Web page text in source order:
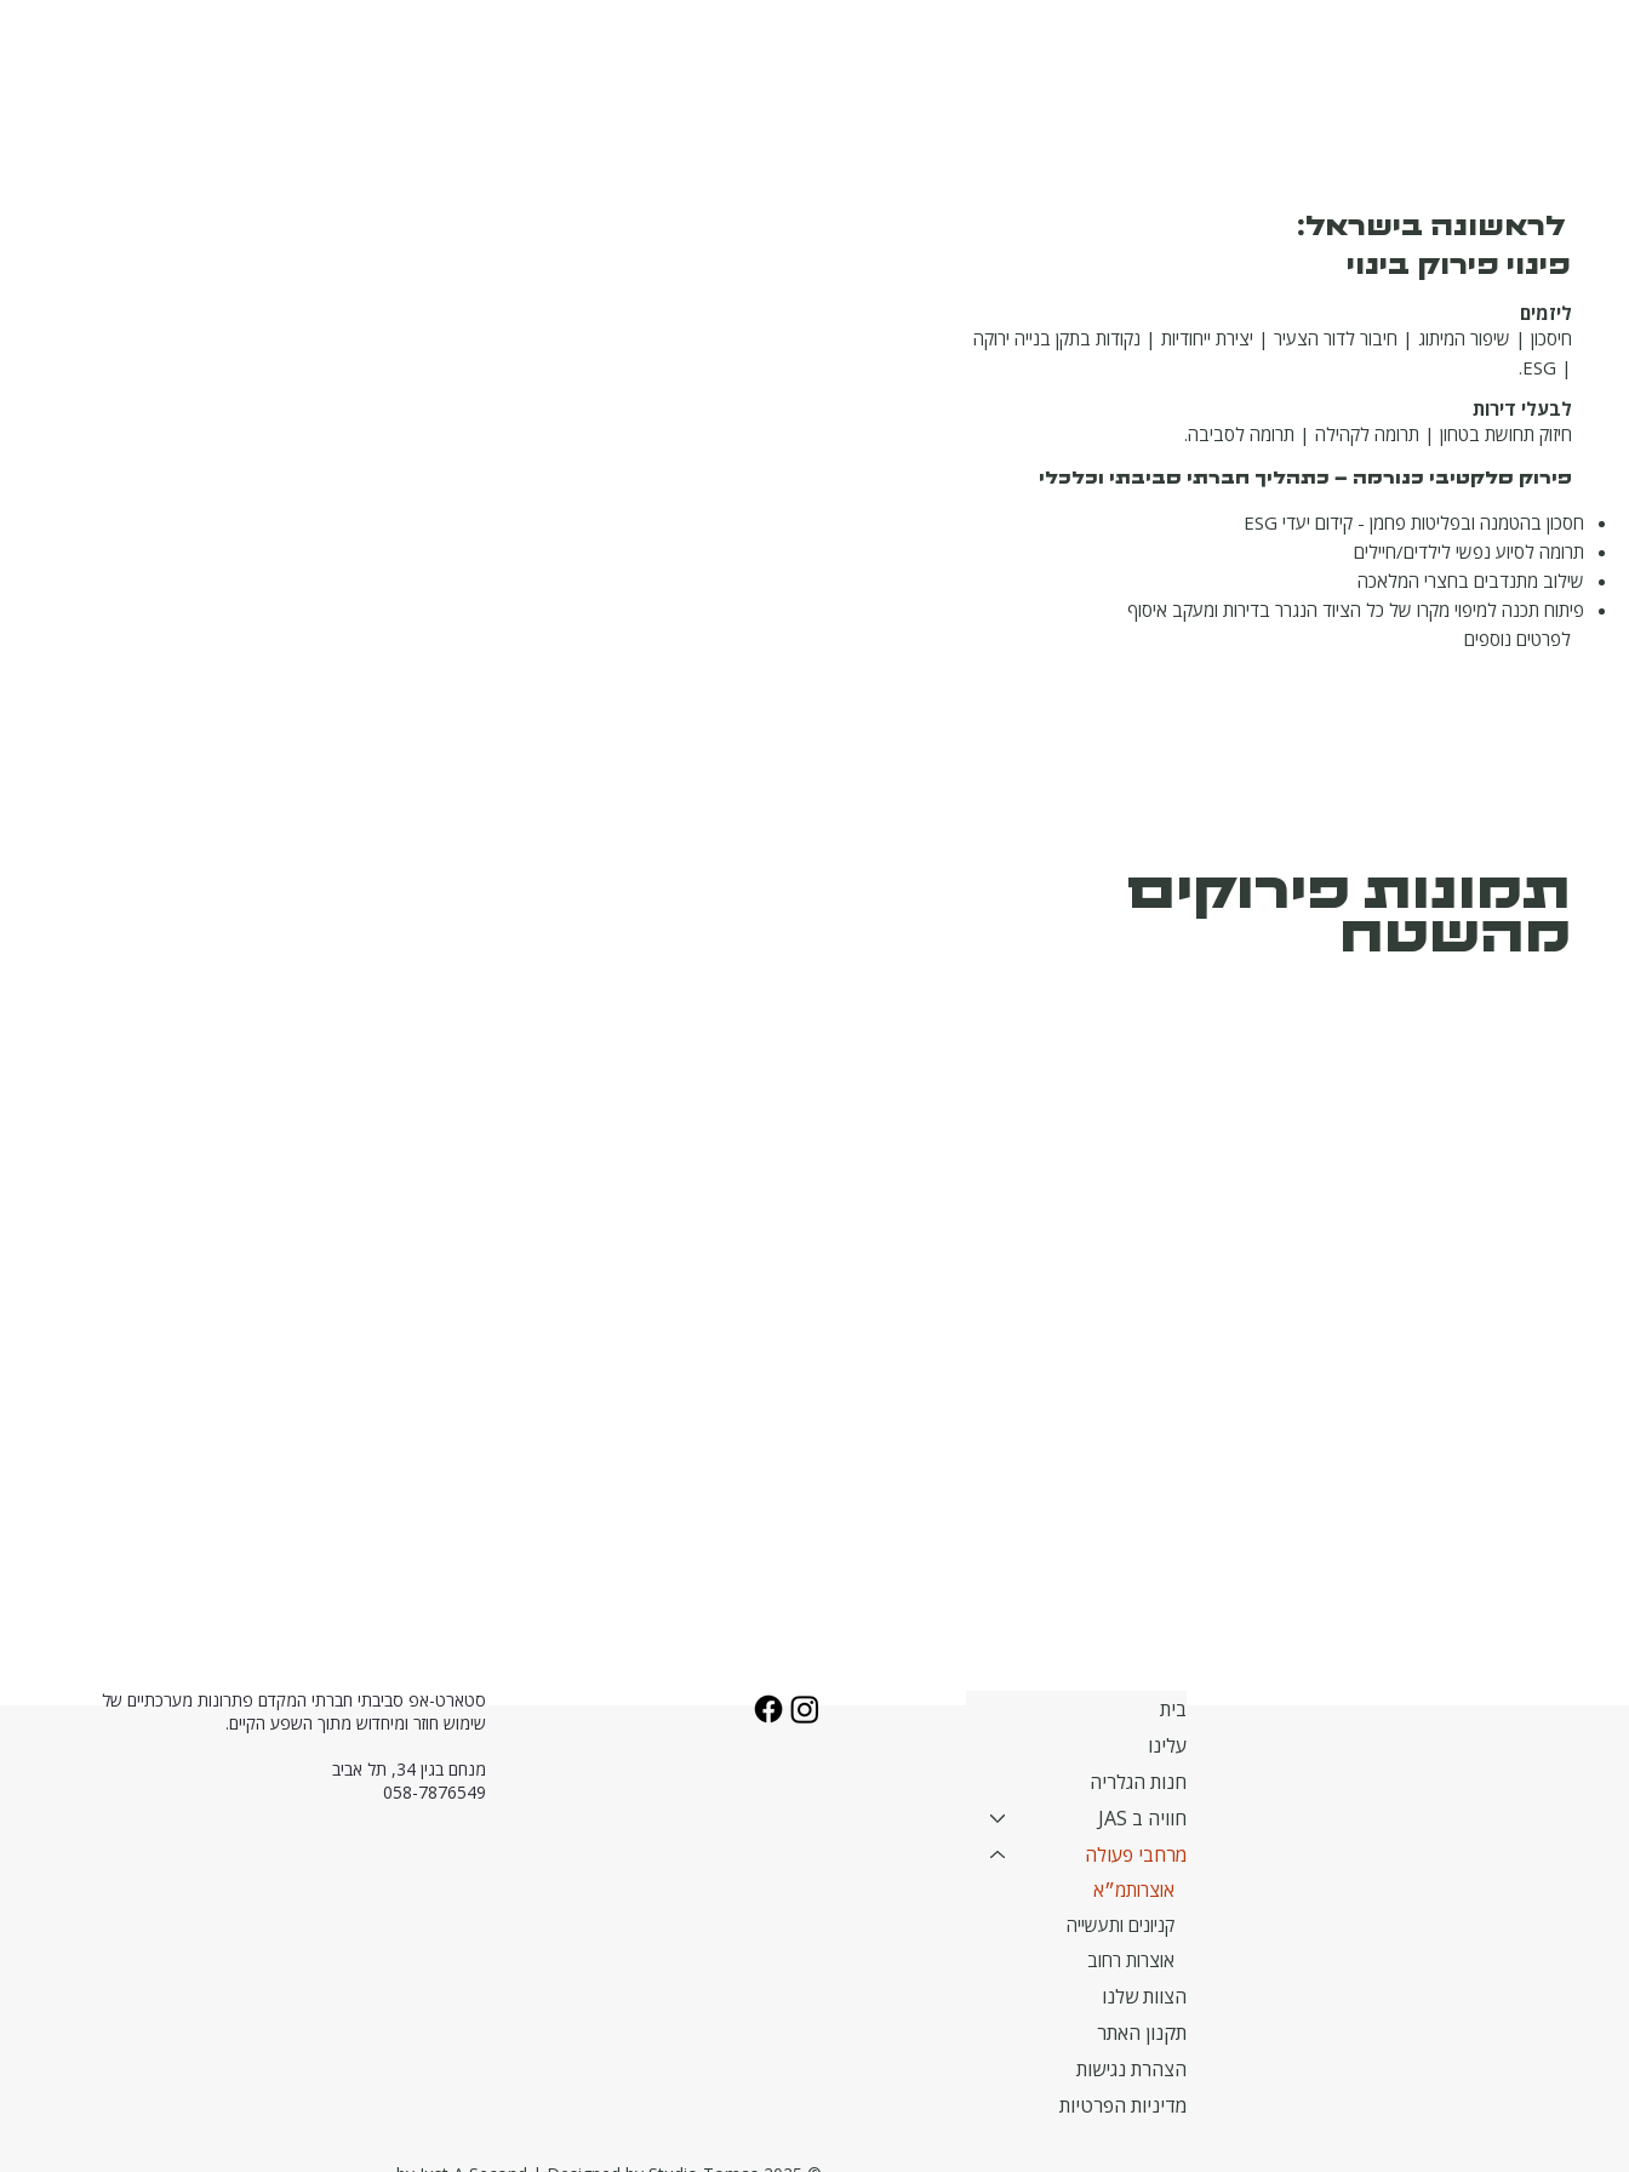
לראשונה בישראל:
פינוי פירוק בינוי
ליזמים
חיסכון | שיפור המיתוג | חיבור לדור הצעיר | יצירת ייחודיות | נקודות בתקן בנייה ירוקה
| ESG.
לבעלי דירות
חיזוק תחושת בטחון | תרומה לקהילה | תרומה לסביבה.
פירוק סלקטיבי כנורמה – כתהליך חברתי סביבתי וכלכלי
חסכון בהטמנה ובפליטות פחמן - קידום יעדי ESG
תרומה לסיוע נפשי לילדים/חיילים
שילוב מתנדבים בחצרי המלאכה
פיתוח תכנה למיפוי מקרו של כל הציוד הנגרר בדירות ומעקב איסוף
לפרטים נוספים
תמונות פירוקים
מהשטח
סטארט-אפ סביבתי חברתי המקדם פתרונות מערכתיים של
שימוש חוזר ומיחדוש מתוך השפע הקיים.
מנחם בגין 34, תל אביב
058-7876549
בית
עלינו
חנות הגלריה
חוויה ב JAS
מרחבי פעולה
אוצרותמ״א
קניונים ותעשייה
אוצרות רחוב
הצוות שלנו
תקנון האתר
הצהרת נגישות
מדיניות הפרטיות